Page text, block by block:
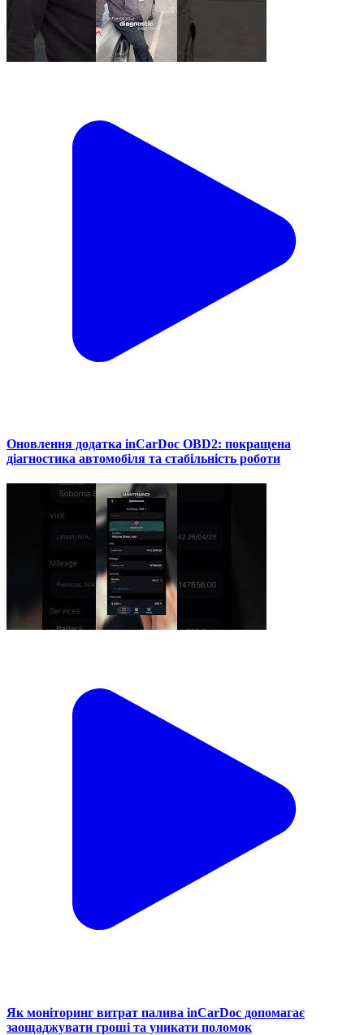
Оновлення додатка inCarDoc OBD2: покращена
діагностика автомобіля та стабільність роботи
Як моніторинг витрат палива inCarDoc допомагає
заощаджувати гроші та уникати поломок